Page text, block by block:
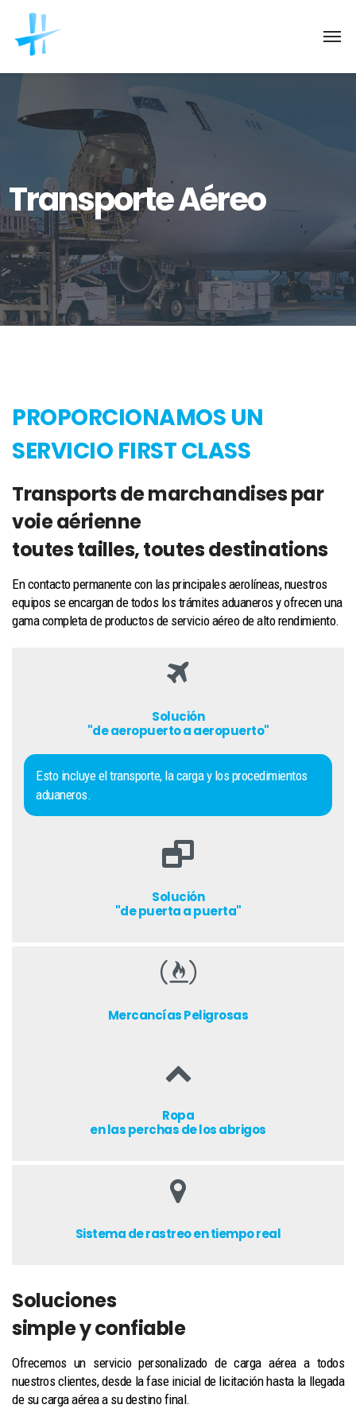
Transporte Aéreo
PROPORCIONAMOS UN
SERVICIO FIRST CLASS
Transports de marchandises par
voie aérienne
toutes tailles, toutes destinations
En contacto permanente con las principales aerolíneas, nuestros
equipos se encargan de todos los trámites aduaneros y ofrecen una
gama completa de productos de servicio aéreo de alto rendimiento.
Solución
"de aeropuerto a aeropuerto"
Esto incluye el transporte, la carga y los procedimientos
aduaneros.
Solución
"de puerta a puerta"
Mercancías Peligrosas
Ropa
en las perchas de los abrigos
Sistema de rastreo en tiempo real
Soluciones
simple y confiable
Ofrecemos un servicio personalizado de carga aérea a todos
nuestros clientes, desde la fase inicial de licitación hasta la llegada
de su carga aérea a su destino final.